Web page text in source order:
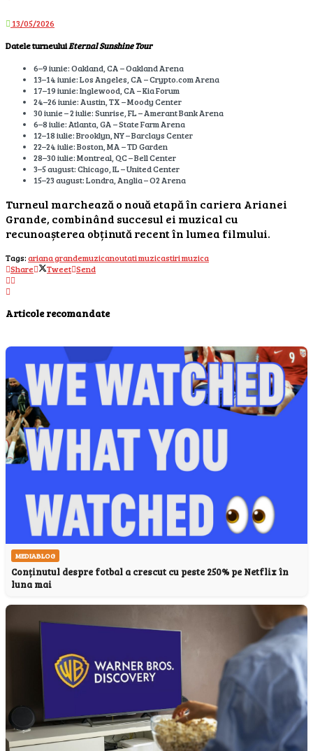
13/05/2026
Datele turneuluiEternal Sunshine Tour
6–9 iunie: Oakland, CA – Oakland Arena
13–14 iunie: Los Angeles, CA – Crypto.com Arena
17–19 iunie: Inglewood, CA – Kia Forum
24–26 iunie: Austin, TX – Moody Center
30 iunie – 2 iulie: Sunrise, FL – Amerant Bank Arena
6–8 iulie: Atlanta, GA – State Farm Arena
12–18 iulie: Brooklyn, NY – Barclays Center
22–24 iulie: Boston, MA – TD Garden
28–30 iulie: Montreal, QC – Bell Center
3–5 august: Chicago, IL – United Center
15–23 august: Londra, Anglia – O2 Arena
Turneul marchează o nouă etapă în cariera Arianei
Grande, combinând succesul ei muzical cu
recunoașterea obținută recent în lumea filmului.
Tags:ariana grandemuzicanoutati muzicastiri muzica
Share
Tweet Send
Articole recomandate
MEDIABLOG
Conținutul despre fotbal a crescut cu peste 250% pe Netflix în
luna mai